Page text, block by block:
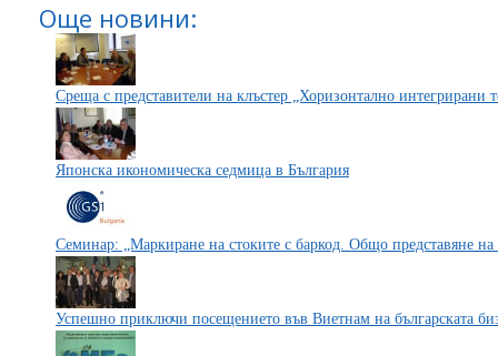
Още новини:
Среща с представители на клъстер „Хоризонтално интегрирани
Японска икономическа седмица в България
Семинар: „Маркиране на стоките с баркод. Общо представяне на
Успешно приключи посещението във Виетнам на българската